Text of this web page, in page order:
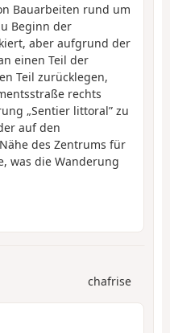
Bauarbeiten rund um
Beginn der
aber aufgrund der
einen Teil der
Teil zurücklegen,
rechts
„Sentier littoral” zu
auf den
des Zentrums für
was die Wanderung
chafrise